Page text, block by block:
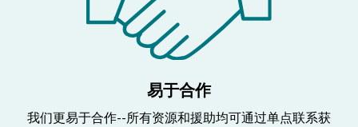
易于合作
我们更易于合作--所有资源和援助均可通过单点联系获